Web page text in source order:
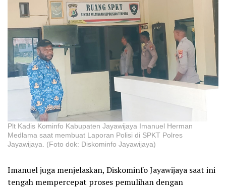
Plt Kadis Kominfo Kabupaten Jayawijaya Imanuel Herman
Medlama saat membuat Laporan Polisi di SPKT Polres
Jayawijaya. (Foto dok: Diskominfo Jayawijaya)
Imanuel juga menjelaskan, Diskominfo Jayawijaya saat ini
tengah mempercepat proses pemulihan dengan